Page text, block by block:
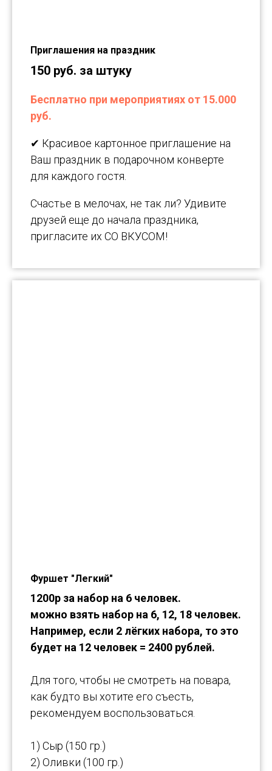
Приглашения на праздник
150 руб. за штуку
Бесплатно при мероприятиях от 15.000
руб.
✔ Красивое картонное приглашение на
Ваш праздник в подарочном конверте
для каждого гостя.
Счастье в мелочах, не так ли? Удивите
друзей еще до начала праздника,
пригласите их СО ВКУСОМ!
Фуршет "Легкий"
1200р за набор на 6 человек.
можно взять набор на 6, 12, 18 человек.
Например, если 2 лёгких набора, то это
будет на 12 человек = 2400 рублей.
Для того, чтобы не смотреть на повара,
как будто вы хотите его съесть,
рекомендуем воспользоваться.
1) Сыр (150 гр.)
2) Оливки (100 гр.)